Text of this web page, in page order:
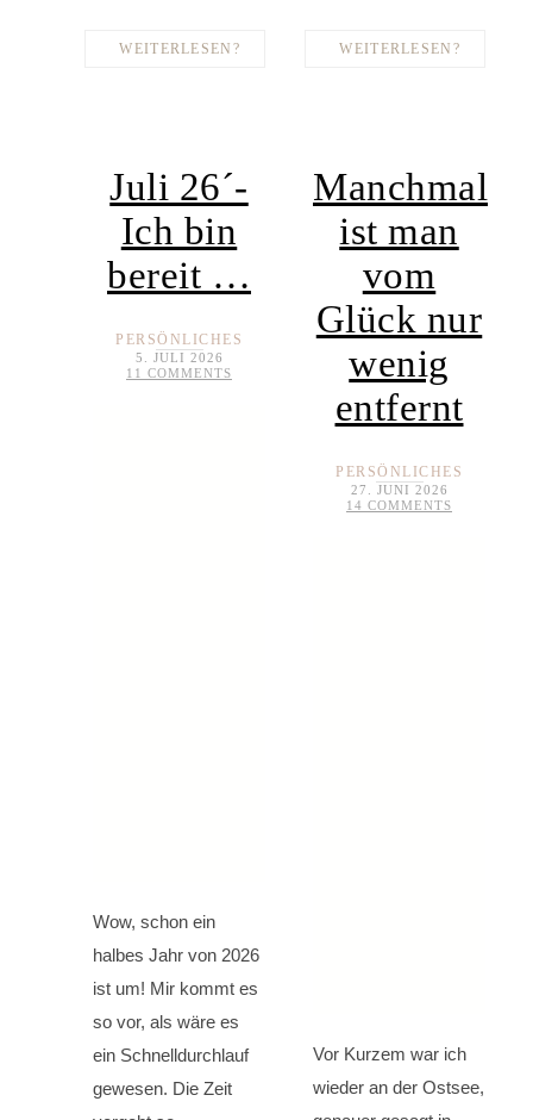
WEITERLESEN? WEITERLESEN?
Juli 26´-
Ich bin
bereit …
PERSÖNLICHES
5. JULI 2026
11 COMMENTS
Wow, schon ein
halbes Jahr von 2026
ist um! Mir kommt es
so vor, als wäre es
ein Schnelldurchlauf
gewesen. Die Zeit
Manchmal
ist man
vom
Glück nur
wenig
entfernt
PERSÖNLICHES
27. JUNI 2026
14 COMMENTS
Vor Kurzem war ich
wieder an der Ostsee,